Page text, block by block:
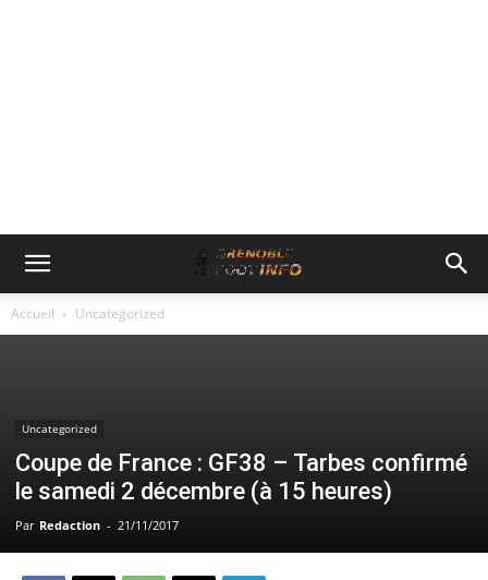
Accueil Uncategorized
Uncategorized
Coupe de France : GF38 – Tarbes confirmé
le samedi 2 décembre (à 15 heures)
Par Redaction - 21/11/2017